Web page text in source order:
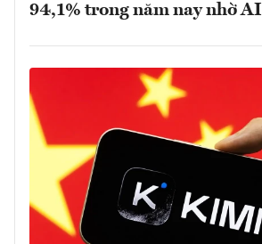
94,1% trong năm nay nhờ AI